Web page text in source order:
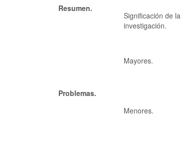
Resumen.
Significación de la
investigación.
Problemas.
Mayores.
Menores.